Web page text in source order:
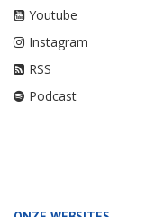
Youtube
Instagram
RSS
Podcast